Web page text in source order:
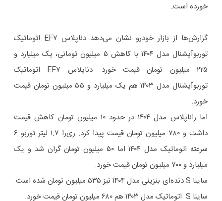
خورده است.
گزارش‌ها از بازار خودرو نشان می‌دهد دناپلاس EF۷ اتوماتیک
توربوآپشنال مدل ۱۴۰۴ با کاهش ۵ میلیون تومانی، یک میلیارد و
۲۲۵ میلیون تومان قیمت خورد. دناپلاس EF۷ اتوماتیک
توربوآپشنال مدل ۱۴۰۳ هم یک میلیارد و ۵۵ میلیون تومان قیمت
خورد.
اما راناپلاس مدل ۱۴۰۴ در حدود ۱۰ میلیون تومان کاهش قیمت
داشت و ۷۸۰ میلیون تومان قیمت پیدا کرد. ری‌را ۱.۷ لیتر توربو ۶
سرعته اتوماتیک مدل ۱۴۰۴ اما ۵۰ میلیون تومان گران شد و یک
میلیارد و ۷۰۰ میلیون تومان قیمت خورد.
ساینا S دنده‌ای بنزینی مدل ۱۴۰۴ نیز ۵۳۵ میلیون تومان شده است.
ساینا S اتوماتیک مدل ۱۴۰۳ هم ۶۸۰ میلیون تومان قیمت خورد.